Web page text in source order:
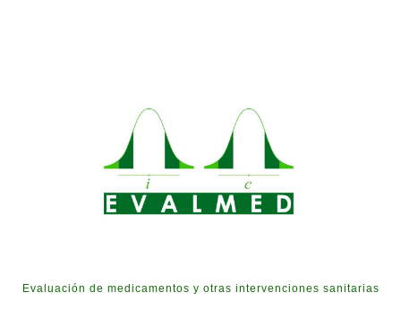
Evaluación de medicamentos y otras intervenciones sanitarias